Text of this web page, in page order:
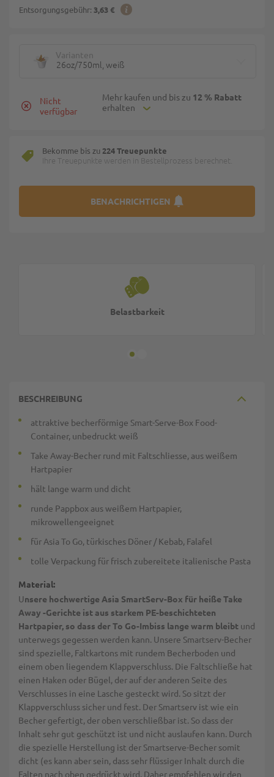
Entsorgungsgebühr: 3,63 €
Varianten
26oz/750ml, weiß
Mehr kaufen und bis zu 12 % Rabatt
erhalten
Nicht
verfügbar
Bekomme bis zu 224 Treuepunkte
Ihre Treuepunkte werden in Bestellprozess berechnet.
BENACHRICHTIGEN
Belastbarkeit
BESCHREIBUNG
attraktive becherförmige Smart-Serve-Box Food-
Container, unbedruckt weiß
Take Away-Becher rund mit Faltschliesse, aus weißem
Hartpapier
hält lange warm und dicht
runde Pappbox aus weißem Hartpapier,
mikrowellengeeignet
für Asia To Go, türkisches Döner / Kebab, Falafel
tolle Verpackung für frisch zubereitete italienische Pasta
Material:
Unsere hochwertige Asia SmartServ-Box für heiße Take
Away -Gerichte ist aus starkem PE-beschichteten
Hartpapier, so dass der To Go-Imbiss lange warm bleibt und
unterwegs gegessen werden kann. Unsere Smartserv-Becher
sind spezielle, Faltkartons mit rundem Becherboden und
einem oben liegendem Klappverschluss. Die Faltschließe hat
einen Haken oder Bügel, der auf der anderen Seite des
Verschlusses in eine Lasche gesteckt wird. So sitzt der
Klappverschluss sicher und fest. Der Smartserv ist wie ein
Becher gefertigt, der oben verschließbar ist. So dass der
Inhalt sehr gut geschützt ist und nicht auslaufen kann. Durch
die spezielle Herstellung ist der Smartserve-Becher somit
dicht (es kann aber sein, dass sehr flüssiger Inhalt durch die
Falten nach oben gedrückt wird. Daher empfehlen wir den